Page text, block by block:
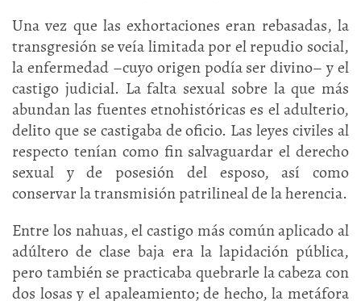
Una vez que las exhortaciones eran rebasadas, la
transgresión se veía limitada por el repudio social,
la enfermedad –cuyo origen podía ser divino– y el
castigo judicial. La falta sexual sobre la que más
abundan las fuentes etnohistóricas es el adulterio,
delito que se castigaba de oficio. Las leyes civiles al
respecto tenían como fin salvaguardar el derecho
sexual y de posesión del esposo, así como
conservar la transmisión patrilineal de la herencia.
Entre los nahuas, el castigo más común aplicado al
adúltero de clase baja era la lapidación pública,
pero también se practicaba quebrarle la cabeza con
dos losas y el apaleamiento; de hecho, la metáfora